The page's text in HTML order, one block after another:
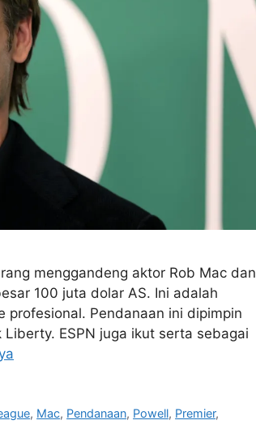
menggandeng aktor Rob Mac dan
100 juta dolar AS. Ini adalah
profesional. Pendanaan ini dipimpin
ESPN juga ikut serta sebagai
, Mac, Pendanaan, Powell, Premier,